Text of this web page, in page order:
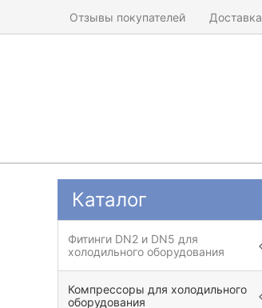
Отзывы покупателей Доставка
Каталог
Фитинги DN2 и DN5 для
холодильного оборудования
Компрессоры для холодильного
оборудования